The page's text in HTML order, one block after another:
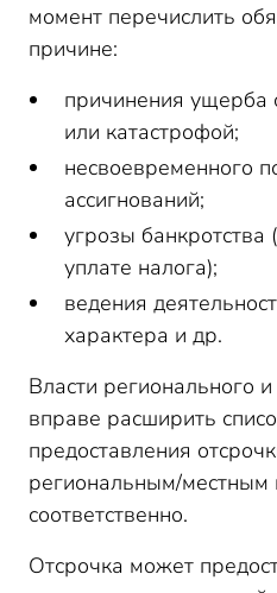
момент перечислить
причине:
причинения ущерба
или катастрофой;
несвоевременного
ассигнований;
угрозы
уплате налога);
ведения
характера и др.
Власти регионального
вправе расширить
предоставления
региональным/местным
соответственно.
Отсрочка может